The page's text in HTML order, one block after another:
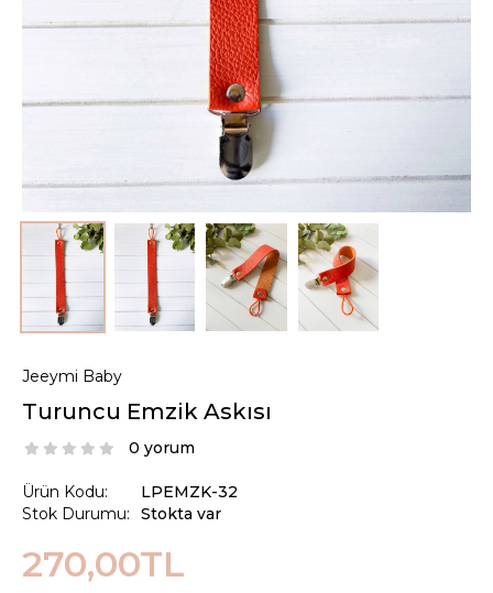
Jeeymi Baby
Turuncu Emzik Askısı
0 yorum
Ürün Kodu:
Stok Durumu:
LPEMZK-32
Stokta var
270,00TL